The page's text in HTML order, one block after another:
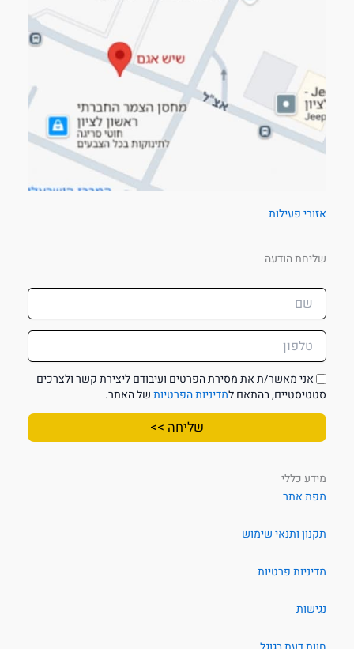
אזורי פעילות
שליחת הודעה
אני מאשר/ת את מסירת הפרטים ועיבודם ליצירת קשר ולצרכים
סטטיסטיים, בהתאם למדיניות הפרטיותשל האתר.
l
t
n
t
e
מידע כללי
מפת אתר
תקנון ותנאי שימוש
מדיניות פרטיות
נגישות